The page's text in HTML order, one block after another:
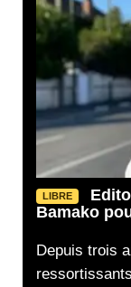
LIBRE
Bamako
Depuis trois